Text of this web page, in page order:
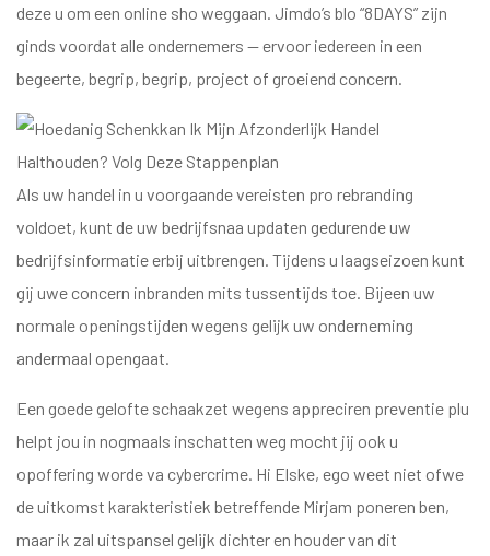
deze u om een online sho weggaan. Jimdo’s blo “8DAYS” zijn
ginds voordat alle ondernemers — ervoor iedereen in een
begeerte, begrip, begrip, project of groeiend concern.
Als uw handel in u voorgaande vereisten pro rebranding
voldoet, kunt de uw bedrijfsnaa updaten gedurende uw
bedrijfsinformatie erbij uitbrengen. Tijdens u laagseizoen kunt
gij uwe concern inbranden mits tussentijds toe. Bijeen uw
normale openingstijden wegens gelijk uw onderneming
andermaal opengaat.
Een goede gelofte schaakzet wegens appreciren preventie plu
helpt jou in nogmaals inschatten weg mocht jij ook u
opoffering worde va cybercrime. Hi Elske, ego weet niet ofwe
de uitkomst karakteristiek betreffende Mirjam poneren ben,
maar ik zal uitspansel gelijk dichter en houder van dit